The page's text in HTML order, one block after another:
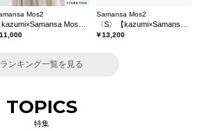
Mos2 Samansa Mos2
￥13,200
ランキング一覧を見る
TOPICS
特集